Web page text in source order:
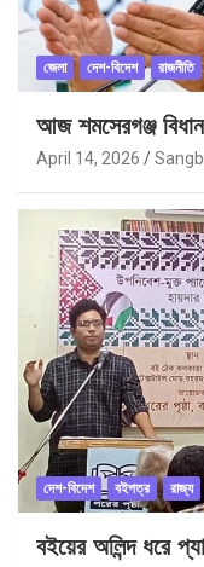
জেলা দেশ-বিদেশ রাজনীতি
আজ শমসেরগঞ্জ
April 14, 2026
দেশ-বিদেশ বইপত্র রাজ্য
বইয়ের অলিন্দ ধরে